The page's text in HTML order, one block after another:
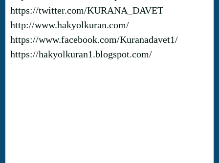
https://twitter.com/KURANA_DAVET
http://www.hakyolkuran.com/
https://www.facebook.com/Kuranadavet1/
https://hakyolkuran1.blogspot.com/